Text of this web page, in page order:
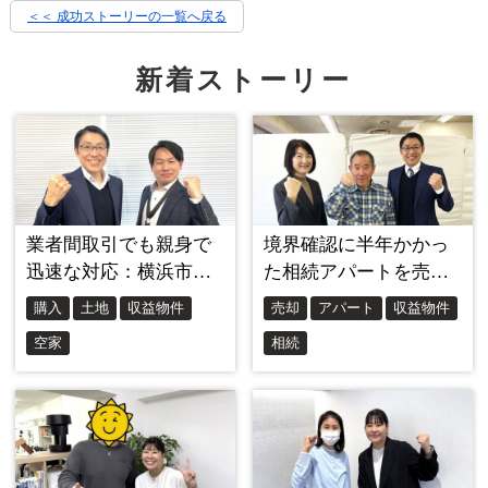
家には息子様がいかにバイクを愛していたのかが分
かる遺品が沢山残されていました
＜＜ 成功ストーリーの一覧へ戻る
新着ストーリー